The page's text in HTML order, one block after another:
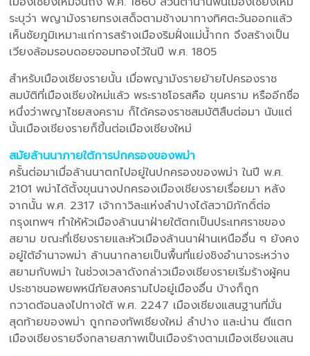
ระบุว่า พญามังรายทรงเสด็จตามช้างมาทางทิศตะวันออกแล้ว
เห็นชัยภูมิเหมาะแก่การสร้างเมืองริมฝั่งแม่น้ำกก จึงสร้างเป็น
เวียงล้อมรอบดอยจอมทองไว้ในปี พ.ศ. 1805
สำหรับเมืองเชียงรายนั้น เมื่อพญามังรายย้ายไปครองราช
สมบัติที่เมืองเชียงใหม่แล้ว พระราชโอรสคือ ขุนคราม หรืออีกชื่อ
หนึ่งว่าพญาไชยสงคราม ก็ได้ครองราชสมบัติสืบต่อมา นับแต่
นั้นเมืองเชียงรายก็ขึ้นต่อเมืองเชียงใหม่
สมัยล้านนาภายใต้การปกครองของพม่า
ครั้นต่อมาเมื่อล้านนาตกไปอยู่ในปกครองของพม่า ในปี พ.ศ.
2101 พม่าได้ตั้งขุนนางปกครองเมืองเชียงรายเรื่อยมา หลัง
จากนั้น พ.ศ. 2317 เจ้ากาวิละแห่งลำปางได้สวามิภักดิ์ต่อ
กรุงเทพฯ ทำให้หัวเมืองล้านนาฝ่ายใต้ตกเป็นประเทศราชของ
สยาม ขณะที่เชียงรายและหัวเมืองล้านนาฝ่านเหนืออื่น ๆ ยังคง
อยู่ใต้อำนาจพม่า ล้านนากลายเป็นพื้นที่แย่งชิงอำนาจระหว่าง
สยามกับพม่า ในช่วงเวลาดังกล่าวเมืองเชียงรายเริ่มร้างผู้คน
ประชาชนอพยพหนีภัยสงครามไปอยู่เมืองอื่น บ้างก็ถูก
กวาดต้อนลงไปทางใต้ พ.ศ. 2247 เมืองเชียงแสนฐานที่มั่น
สุดท้ายของพม่า ถูกกองทัพเชียงใหม่ ลำปาง และน่าน ตีแตก
เมืองเชียงรายจึงกลายสภาพเป็นเมืองร้างตามเมืองเชียงแสน